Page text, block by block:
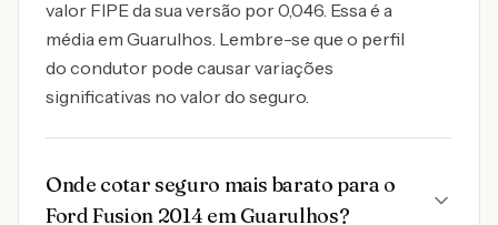
valor FIPE da sua versão por 0,046. Essa é a
média em Guarulhos. Lembre-se que o perfil
do condutor pode causar variações
significativas no valor do seguro.
Onde cotar seguro mais barato para o
Ford Fusion 2014 em Guarulhos?